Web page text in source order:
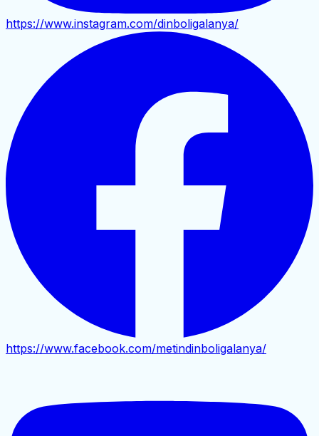
https://www.instagram.com/dinboligalanya/
https://www.facebook.com/metindinboligalanya/